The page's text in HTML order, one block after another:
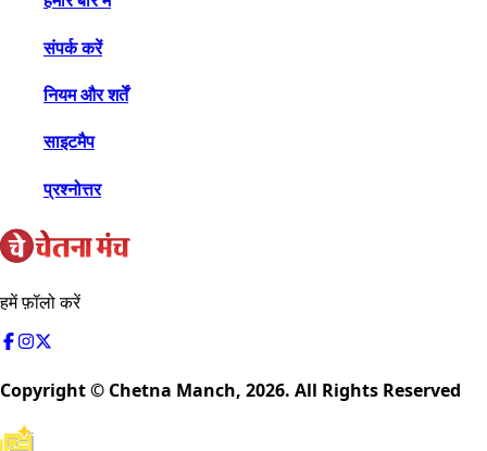
संपर्क करें
नियम और शर्तें
साइटमैप
प्रश्नोत्तर
हमें फ़ॉलो करें
Copyright © Chetna Manch, 2026. All Rights Reserved